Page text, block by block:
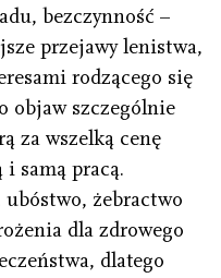
bezczynność –
przejawy lenistwa,
rodzącego się
objaw szczególnie
za wszelką cenę
i samą pracą.
ubóstwo, żebractwo
dla zdrowego
dlatego